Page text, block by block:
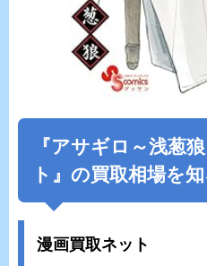
『アサギロ～浅葱
ト』の買取相場を知
漫画買取ネット